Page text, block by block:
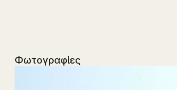
Φωτογραφίες